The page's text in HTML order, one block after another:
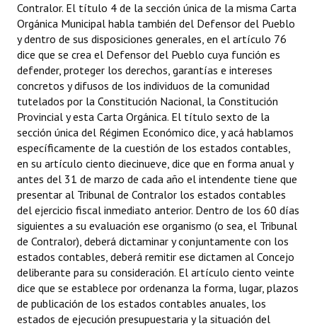
Antiguos Pobladores - Registro
Reconocimientos - Registro
Bariloche, Municipio intercultural
Entrega de distinciones
REFORMA DE LA CARTA ORGÁNICA
Contralor. El título 4 de la sección única de la misma Carta
Orgánica Municipal habla también del Defensor del Pueblo
y dentro de sus disposiciones generales, en el artículo 76
dice que se crea el Defensor del Pueblo cuya función es
defender, proteger los derechos, garantías e intereses
concretos y difusos de los individuos de la comunidad
tutelados por la Constitución Nacional, la Constitución
Provincial y esta Carta Orgánica. El título sexto de la
sección única del Régimen Económico dice, y acá hablamos
específicamente de la cuestión de los estados contables,
en su artículo ciento diecinueve, dice que en forma anual y
antes del 31 de marzo de cada año el intendente tiene que
presentar al Tribunal de Contralor los estados contables
del ejercicio fiscal inmediato anterior. Dentro de los 60 días
siguientes a su evaluación ese organismo (o sea, el Tribunal
de Contralor), deberá dictaminar y conjuntamente con los
estados contables, deberá remitir ese dictamen al Concejo
deliberante para su consideración. El artículo ciento veinte
dice que se establece por ordenanza la forma, lugar, plazos
de publicación de los estados contables anuales, los
estados de ejecución presupuestaria y la situación del